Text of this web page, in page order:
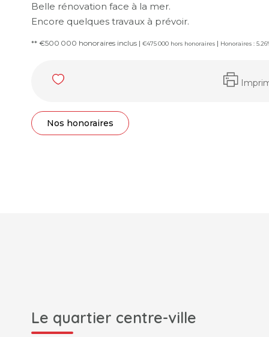
Belle rénovation face à la mer.
Encore quelques travaux à prévoir.
** €500 000 honoraires inclus | €475 000 hors honoraires | Honoraires :
Nos honoraires
Le quartier centre-ville